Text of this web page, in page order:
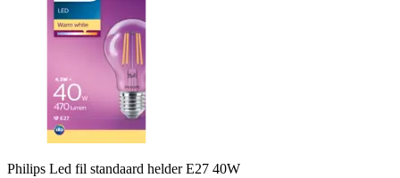
Philips Led fil standaard helder E27 40W